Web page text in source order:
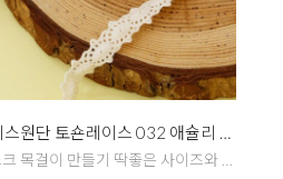
레이스원단 토숀레이스 032 애슐리 마스크 목걸이 줄 스트랩 만들기 재료